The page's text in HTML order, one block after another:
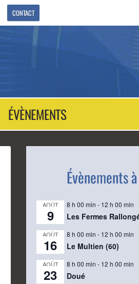
CONTACT
ÉVÈNEMENTS
Évènements
AOÛT
9
8 h 00 min - 12 h 00 min
Les Fermes
AOÛT
16
8 h 00 min - 12 h 00 min
Le Multien (60)
AOÛT
23
8 h 00 min - 12 h 00 min
Doué